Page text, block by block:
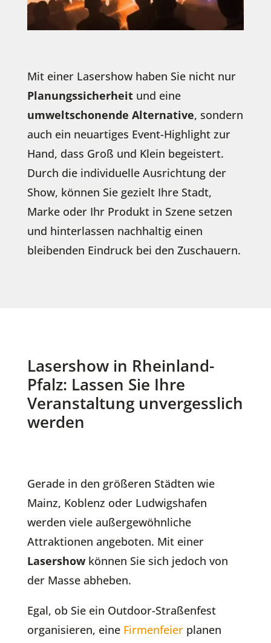
Mit einer Lasershow haben Sie nicht nur
Planungssicherheitund eine
umweltschonende Alternative, sondern
auch ein neuartiges Event-Highlight zur
Hand, dass Groß und Klein begeistert.
Durch die individuelle Ausrichtung der
Show, können Sie gezielt Ihre Stadt,
Marke oder Ihr Produkt in Szene setzen
und hinterlassen nachhaltig einen
bleibenden Eindruck bei den Zuschauern.
Lasershow in Rheinland-
Pfalz: Lassen Sie Ihre
Veranstaltung unvergesslich
werden
Gerade in den größeren Städten wie
Mainz, Koblenz oder Ludwigshafen
werden viele außergewöhnliche
Attraktionen angeboten. Mit einer
Lasershowkönnen Sie sich jedoch von
der Masse abheben.
Egal, ob Sie ein Outdoor-Straßenfest
organisieren, eine Firmenfeierplanen